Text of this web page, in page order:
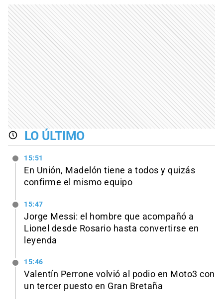
LO ÚLTIMO
15:51
En Unión, Madelón tiene a todos y quizás
confirme el mismo equipo
15:47
Jorge Messi: el hombre que acompañó a
Lionel desde Rosario hasta convertirse en
leyenda
15:46
Valentín Perrone volvió al podio en Moto3 con
un tercer puesto en Gran Bretaña